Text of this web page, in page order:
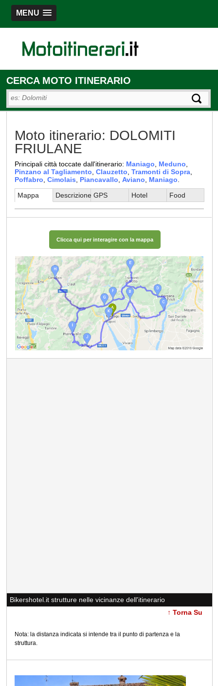
MENU
CERCA MOTO ITINERARIO
Moto itinerario: DOLOMITI
FRIULANE
Principali città toccate dall'itinerario: Maniago Meduno
Pinzano al Tagliamento ,Clauzetto ,Tramonti di Sopra
Poffabro ,Cimolais Piancavallo ,Aviano Maniago
Mappa
Descrizione GPS Hotel Food
Clicca qui per interagire con la mappa
Bikershotel.it strutture nelle vicinanze dell'itinerario
↑ Torna Su
Nota: la distanza indicata si intende tra il punto di partenza e la
struttura.